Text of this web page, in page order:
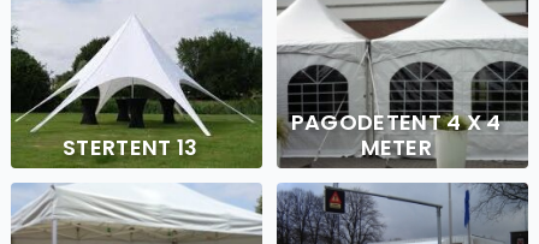
STERTENT 13
PAGODETENT 4 X 4
METER